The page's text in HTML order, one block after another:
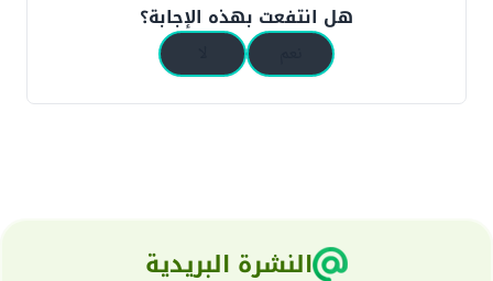
هل انتفعت بهذه الإجابة؟
النشرة البريدية